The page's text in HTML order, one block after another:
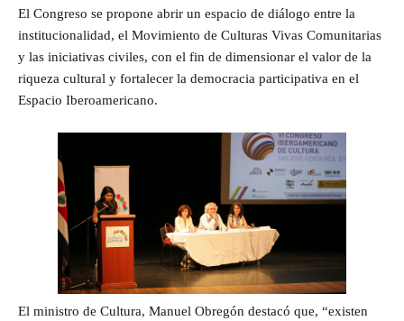
El Congreso se propone abrir un espacio de diálogo entre la
institucionalidad, el Movimiento de Culturas Vivas Comunitarias
y las iniciativas civiles, con el fin de dimensionar el valor de la
riqueza cultural y fortalecer la democracia participativa en el
Espacio Iberoamericano.
El ministro de Cultura, Manuel Obregón destacó que, “existen